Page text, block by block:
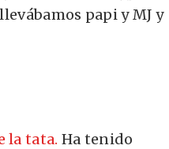
papi y MJ y
la tata. Ha tenido